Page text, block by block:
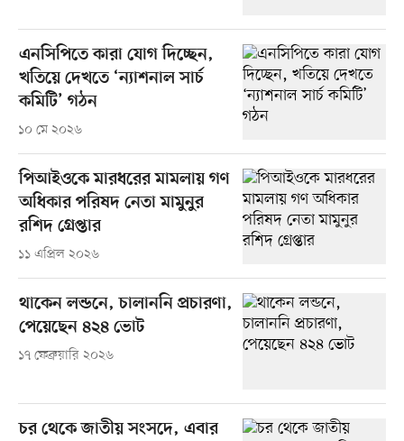
এনসিপিতে কারা যোগ দিচ্ছেন,
খতিয়ে দেখতে ‘ন্যাশনাল সার্চ
কমিটি’ গঠন
১০ মে ২০২৬
পিআইওকে মারধরের মামলায় গণ
অধিকার পরিষদ নেতা মামুনুর
রশিদ গ্রেপ্তার
১১ এপ্রিল ২০২৬
থাকেন লন্ডনে, চালাননি প্রচারণা,
পেয়েছেন ৪২৪ ভোট
১৭ ফেব্রুয়ারি ২০২৬
চর থেকে জাতীয় সংসদে, এবার